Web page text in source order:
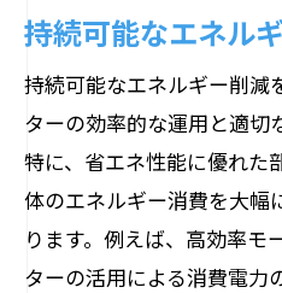
持続可能なエネル
持続可能なエネルギー削減
ターの効率的な運用と適切
特に、省エネ性能に優れた
体のエネルギー消費を大幅
ります。例えば、高効率モ
ターの活用による消費電力